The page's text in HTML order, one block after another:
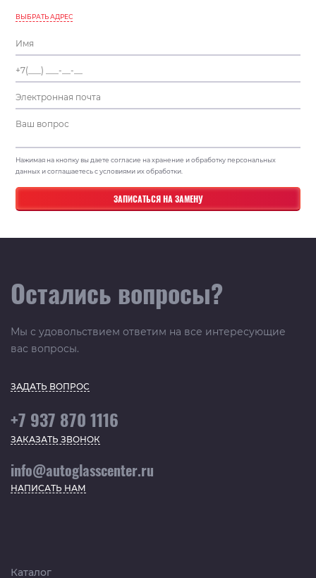
ВЫБРАТЬ АДРЕС
Нажимая на кнопку вы даете согласие на хранение и обработку персональных
данных и соглашаетесь с условиями их обработки.
Остались вопросы?
Мы с удовольствием ответим на все интересующие
вас вопросы.
ЗАДАТЬ ВОПРОС
+7 937 870 1116
ЗАКАЗАТЬ ЗВОНОК
info@autoglasscenter.ru
НАПИСАТЬ НАМ
Каталог